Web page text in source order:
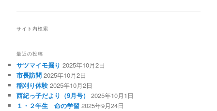
ナ
ゲ
シ
ョ
ン
サイト内検索
最近の投稿
サツマイモ掘り 2025年10月2日
市長訪問 2025年10月2日
稲刈り体験 2025年10月2日
西紀っ子だより（9月号）
2025年10月1日
１・２年生 命の学習 2025年9月24日